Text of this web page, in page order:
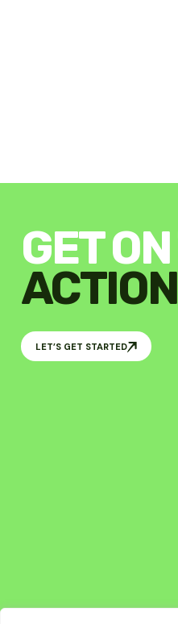
GET ON
ACTION
LET’S GET STARTED